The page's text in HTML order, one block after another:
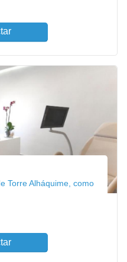
Torre Alháquime, como